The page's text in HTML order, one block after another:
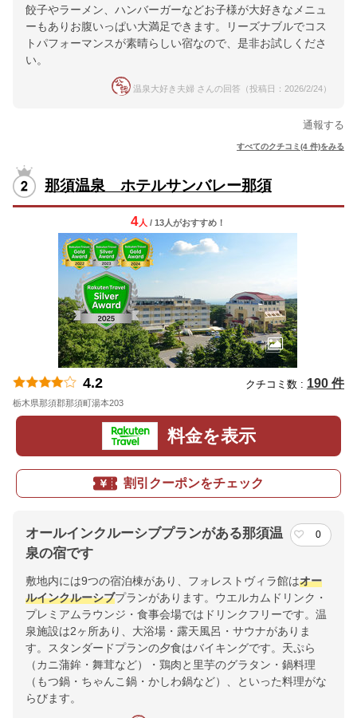
餃子やラーメン、ハンバーガーなどお子様が大好きなメニュ
ーもありお腹いっぱい大満足できます。リーズナブルでコス
トパフォーマンスが素晴らしい宿なので、是非お試しくださ
い。
温泉大好き夫婦 さんの回答（投稿日：2026/2/24）
通報する
すべてのクチコミ(4 件)をみる
那須温泉 ホテルサンバレー那須
4人 / 13人がおすすめ！
4.2 クチコミ数 : 190 件
栃木県那須郡那須町湯本203
料金を表示
割引クーポンをチェック
オールインクルーシブプランがある那須温
泉の宿です
0
敷地内には9つの宿泊棟があり、フォレストヴィラ館はオー
ルインクルーシブプランがあります。ウエルカムドリンク・
プレミアムラウンジ・食事会場ではドリンクフリーです。温
泉施設は2ヶ所あり、大浴場・露天風呂・サウナがありま
す。スタンダードプランの夕食はバイキングです。天ぷら
（カニ蒲鉾・舞茸など）・鶏肉と里芋のグラタン・鍋料理
（もつ鍋・ちゃんこ鍋・かしわ鍋など）、といった料理がな
らびます。